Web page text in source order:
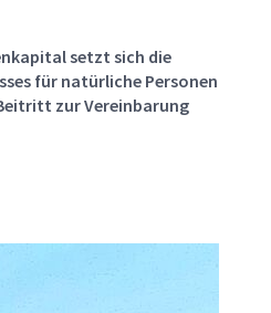
setzt sich die
für natürliche Personen
zur Vereinbarung